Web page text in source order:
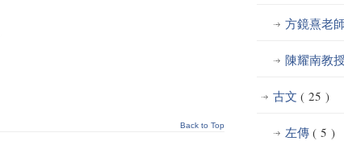
Back to Top
方鏡熹老
陳耀南教
古文 ( 25 )
左傳 ( 5 )